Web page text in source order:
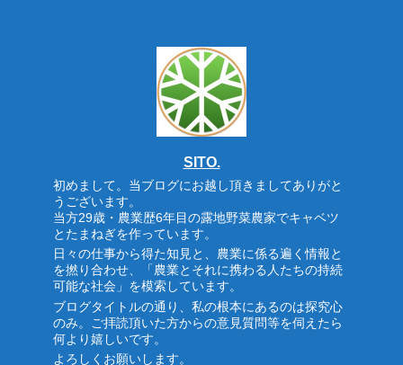
SITO.
初めまして。当ブログにお越し頂きましてありがと
うございます。
当方29歳・農業歴6年目の露地野菜農家でキャベツ
とたまねぎを作っています。
日々の仕事から得た知見と、農業に係る遍く情報と
を撚り合わせ、「農業とそれに携わる人たちの持続
可能な社会」を模索しています。
ブログタイトルの通り、私の根本にあるのは探究心
のみ。ご拝読頂いた方からの意見質問等を伺えたら
何より嬉しいです。
よろしくお願いします。